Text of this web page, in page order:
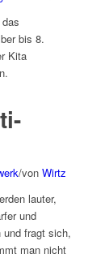
bis 8.
Kita
/von Wirtz
lauter,
und
fragt sich,
man nicht